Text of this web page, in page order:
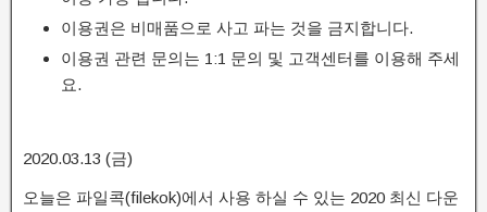
이용권은 비매품으로 사고 파는 것을 금지합니다.
이용권 관련 문의는 1:1 문의 및 고객센터를 이용해 주세
요.
2020.03.13 (금)
오늘은 파일콕(filekok)에서 사용 하실 수 있는 2020 최신 다운